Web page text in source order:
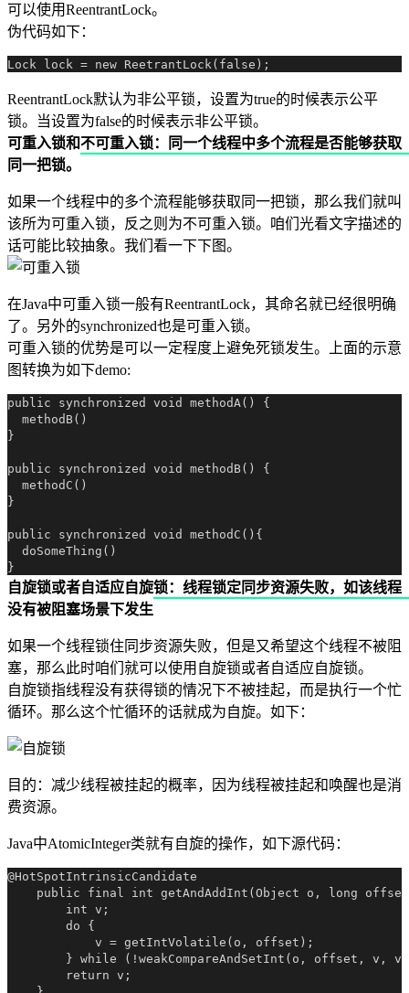
可以使用ReentrantLock。
伪代码如下：
ReentrantLock默认为非公平锁，设置为true的时候表示公平
锁。当设置为false的时候表示非公平锁。
可重入锁和不可重入锁：同一个线程中多个流程是否能够获取
同一把锁。
如果一个线程中的多个流程能够获取同一把锁，那么我们就叫
该所为可重入锁，反之则为不可重入锁。咱们光看文字描述的
话可能比较抽象。我们看一下下图。
在Java中可重入锁一般有ReentrantLock，其命名就已经很明确
了。另外的synchronized也是可重入锁。
可重入锁的优势是可以一定程度上避免死锁发生。上面的示意
图转换为如下demo:
public synchronized void methodA() {
  methodB()
}
public synchronized void methodB() {
  methodC()
}
public synchronized void methodC(){
  doSomeThing()
自旋锁或者自适应自旋锁：线程锁定同步资源失败，如该线程
没有被阻塞场景下发生
如果一个线程锁住同步资源失败，但是又希望这个线程不被阻
塞，那么此时咱们就可以使用自旋锁或者自适应自旋锁。
自旋锁指线程没有获得锁的情况下不被挂起，而是执行一个忙
循环。那么这个忙循环的话就成为自旋。如下：
目的：减少线程被挂起的概率，因为线程被挂起和唤醒也是消
费资源。
Java中AtomicInteger类就有自旋的操作，如下源代码：
@HotSpotIntrinsicCandidate
public final int getAndAddInt(Object o, long
        int v;
        do {
            v = getIntVolatile(o, offset);
} while (!weakCompareAndSetInt(o, offset, v, v
        return v;